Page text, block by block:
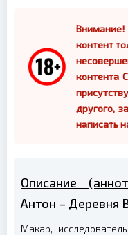
контент
контента
другого,
написать
Описание
Антон – Деревня
Макар,